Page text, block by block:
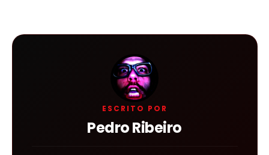
ESCRITO POR
Pedro Ribeiro